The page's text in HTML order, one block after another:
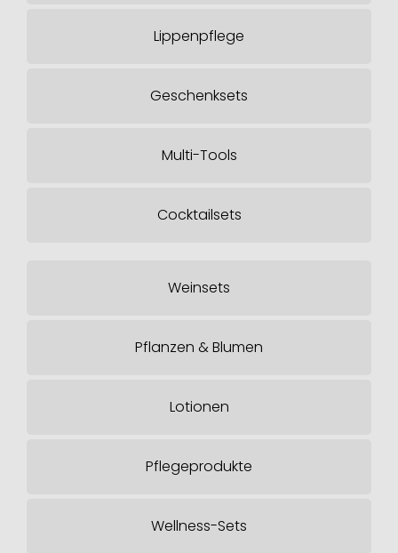
Lippenpflege
Geschenksets
Multi-Tools
Cocktailsets
Weinsets
Pflanzen & Blumen
Lotionen
Pflegeprodukte
Wellness-Sets